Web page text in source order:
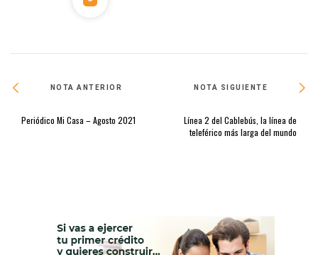
NOTA ANTERIOR
Periódico Mi Casa – Agosto 2021
NOTA SIGUIENTE
Línea 2 del Cablebús, la línea de
teleférico más larga del mundo